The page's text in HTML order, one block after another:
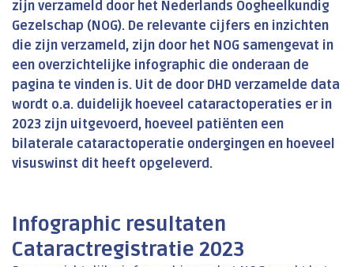
zijn verzameld door het Nederlands Oogheelkundig
Gezelschap (NOG). De relevante cijfers en inzichten
die zijn verzameld, zijn door het NOG samengevat in
een overzichtelijke infographic die onderaan de
pagina te vinden is. Uit de door DHD verzamelde data
wordt o.a. duidelijk hoeveel cataractoperaties er in
2023 zijn uitgevoerd, hoeveel patiënten een
bilaterale cataractoperatie ondergingen en hoeveel
visuswinst dit heeft opgeleverd.
Infographic resultaten
Cataractregistratie 2023